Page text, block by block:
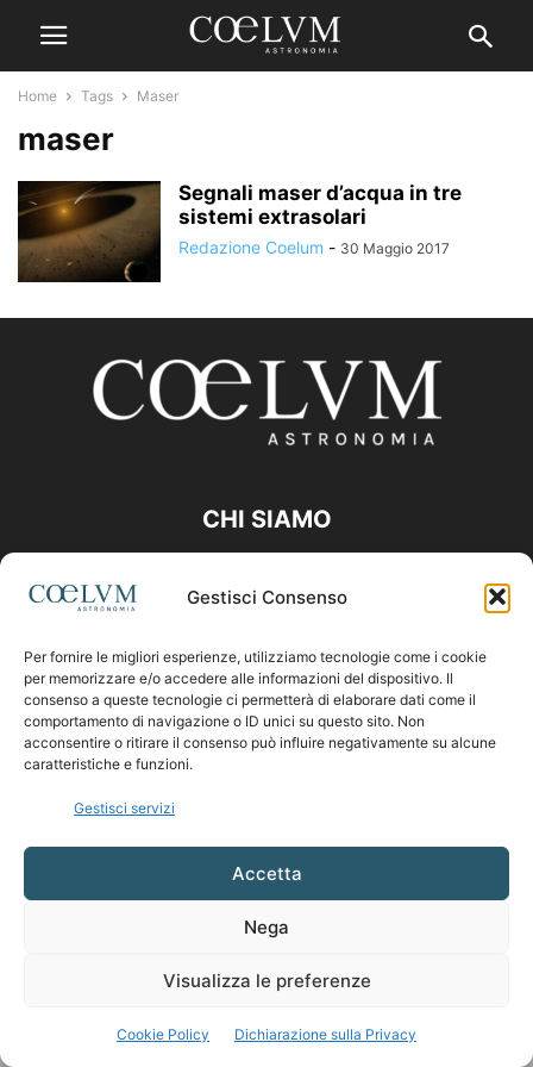
Gestisci Consenso
Per fornire le migliori esperienze, utilizziamo tecnologie come i cookie
per memorizzare e/o accedere alle informazioni del dispositivo. Il
consenso a queste tecnologie ci permetterà di elaborare dati come il
comportamento di navigazione o ID unici su questo sito. Non
acconsentire o ritirare il consenso può influire negativamente su alcune
caratteristiche e funzioni.
Gestisci servizi
Accetta
Nega
Visualizza le preferenze
Cookie Policy Dichiarazione sulla Privacy
Home Tags Maser
maser
Segnali maser d’acqua in tre
sistemi extrasolari
Redazione Coelum - 30 Maggio 2017
CHI SIAMO
Contattaci:coelumastro@coelum.com
SEGUICI